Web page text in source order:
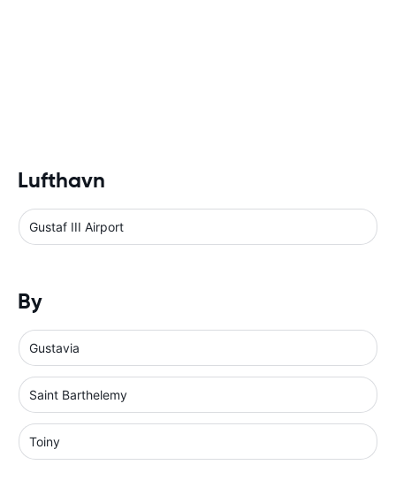
Lufthavn
Gustaf III Airport
By
Gustavia
Saint Barthelemy
Toiny